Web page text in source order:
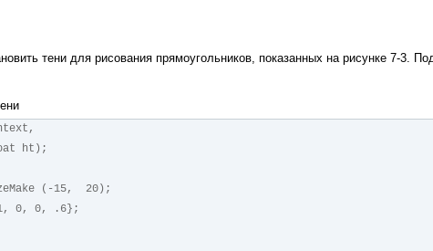
тени для рисования прямоугольников, показанных на рисунке 7-3.
CGFloat ht);
(-15,  20);
0, 0, .6};